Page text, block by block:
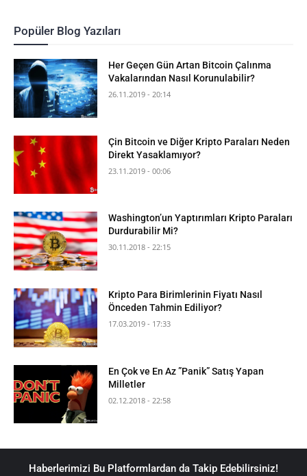
Popüler Blog Yazıları
Her Geçen Gün Artan Bitcoin Çalınma
Vakalarından Nasıl Korunulabilir?
26.11.2019 - 20:14
Çin Bitcoin ve Diğer Kripto Paraları Neden
Direkt Yasaklamıyor?
23.11.2019 - 00:06
Washington’un Yaptırımları Kripto Paraları
Durdurabilir Mi?
30.11.2018 - 22:15
Kripto Para Birimlerinin Fiyatı Nasıl
Önceden Tahmin Ediliyor?
17.03.2019 - 17:33
En Çok ve En Az ”Panik” Satış Yapan
Milletler
02.12.2018 - 22:58
Haberlerimizi Bu Platformlardan da Takip Edebilirsiniz!